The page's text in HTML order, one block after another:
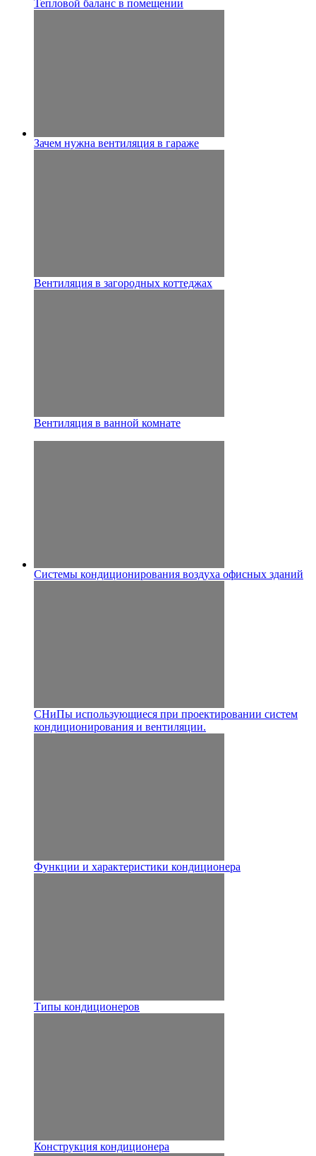
Тепловой баланс в помещении
Зачем нужна вентиляция в гараже
Вентиляция в загородных коттеджах
Вентиляция в ванной комнате
Системы кондиционирования воздуха офисных зданий
СНиПы использующиеся при проектировании систем
кондиционирования и вентиляции.
Функции и характеристики кондиционера
Типы кондиционеров
Конструкция кондиционера